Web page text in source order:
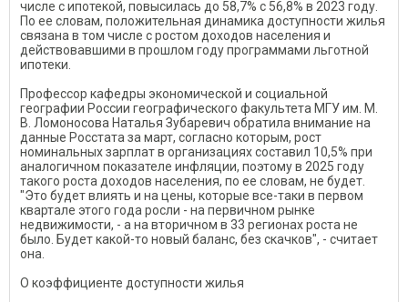
числе с ипотекой, повысилась до 58,7% с 56,8% в 2023 году.
По ее словам, положительная динамика доступности жилья
связана в том числе с ростом доходов населения и
действовавшими в прошлом году программами льготной
ипотеки.
Профессор кафедры экономической и социальной
географии России географического факультета МГУ им. М.
В. Ломоносова Наталья Зубаревич обратила внимание на
данные Росстата за март, согласно которым, рост
номинальных зарплат в организациях составил 10,5% при
аналогичном показателе инфляции, поэтому в 2025 году
такого роста доходов населения, по ее словам, не будет.
"Это будет влиять и на цены, которые все-таки в первом
квартале этого года росли - на первичном рынке
недвижимости, - а на вторичном в 33 регионах роста не
было. Будет какой-то новый баланс, без скачков", - считает
она.
О коэффициенте доступности жилья